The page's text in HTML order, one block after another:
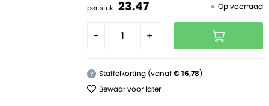
per stuk 23.47 Op voorraad
- +
? Staffelkorting (vanaf€ 16,78)
Bewaar voor later